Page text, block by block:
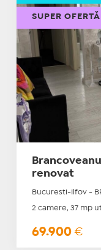
renovat
Bucuresti-Ilfov -
2 camere, 37 mp
69.900 €
SUPER OFERTĂ